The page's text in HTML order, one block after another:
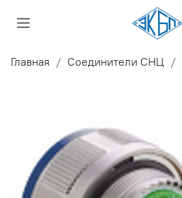
Главная Соединители СНЦ